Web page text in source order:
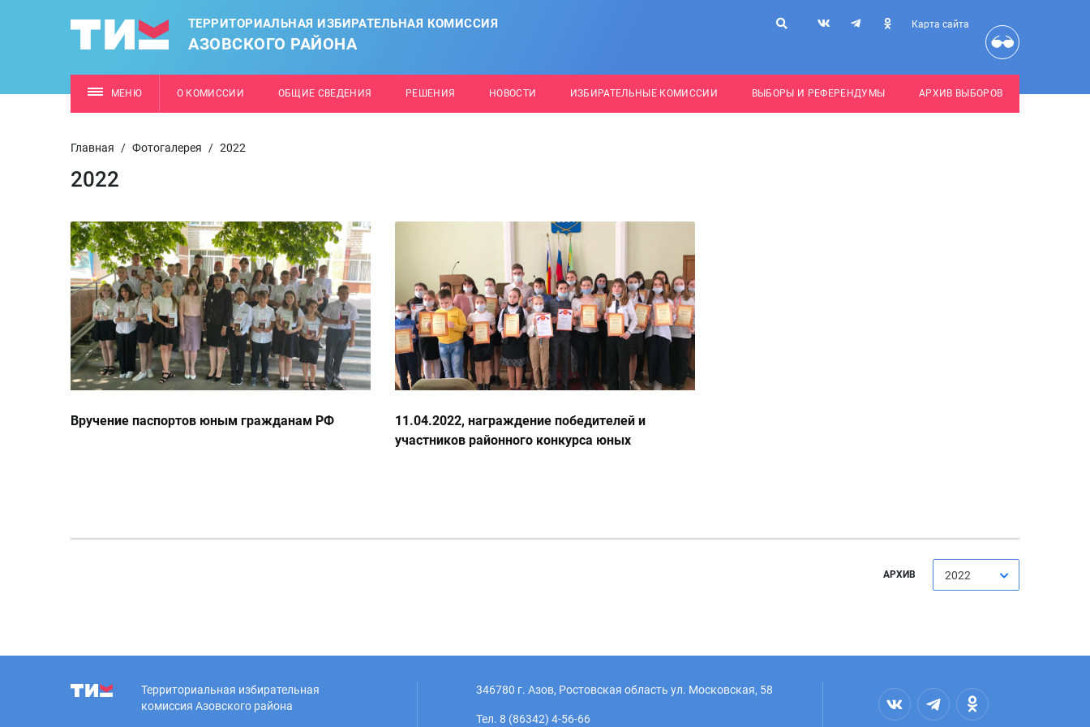
ТЕРРИТОРИАЛЬНАЯ ИЗБИРАТЕЛЬНАЯ КОМИССИЯ
АЗОВСКОГО РАЙОНА
Карта сайта
МЕНЮ О КОМИССИИ ОБЩИЕ СВЕДЕНИЯ РЕШЕНИЯ НОВОСТИ ИЗБИРАТЕЛЬНЫЕ КОМИССИИ ВЫБОРЫ И РЕФЕРЕНДУМЫ АРХИВ ВЫБОРОВ
Главная / Фотогалерея / 2022
2022
Вручение паспортов юным гражданам РФ
11.04.2022, награждение победителей и
участников районного конкурса юных
АРХИВ 2022
Территориальная избирательная
комиссия Азовского района
346780 г. Азов, Ростовская область ул. Московская, 58
Тел. 8 (86342) 4-56-66